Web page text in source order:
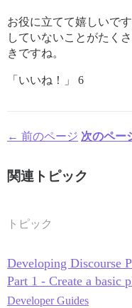
お役に立てて嬉しいで
していないことがたく
きですね。
「いいね！」 6
← 前のページ 次のペー
関連トピック
トピック
Developing Discourse
Part 1 - Create a basic
Developer Guides